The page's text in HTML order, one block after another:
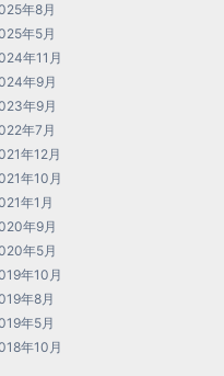
年8月
年5月
年11月
年9月
年9月
年7月
年12月
年10月
年1月
年9月
年5月
年10月
年8月
年5月
年10月